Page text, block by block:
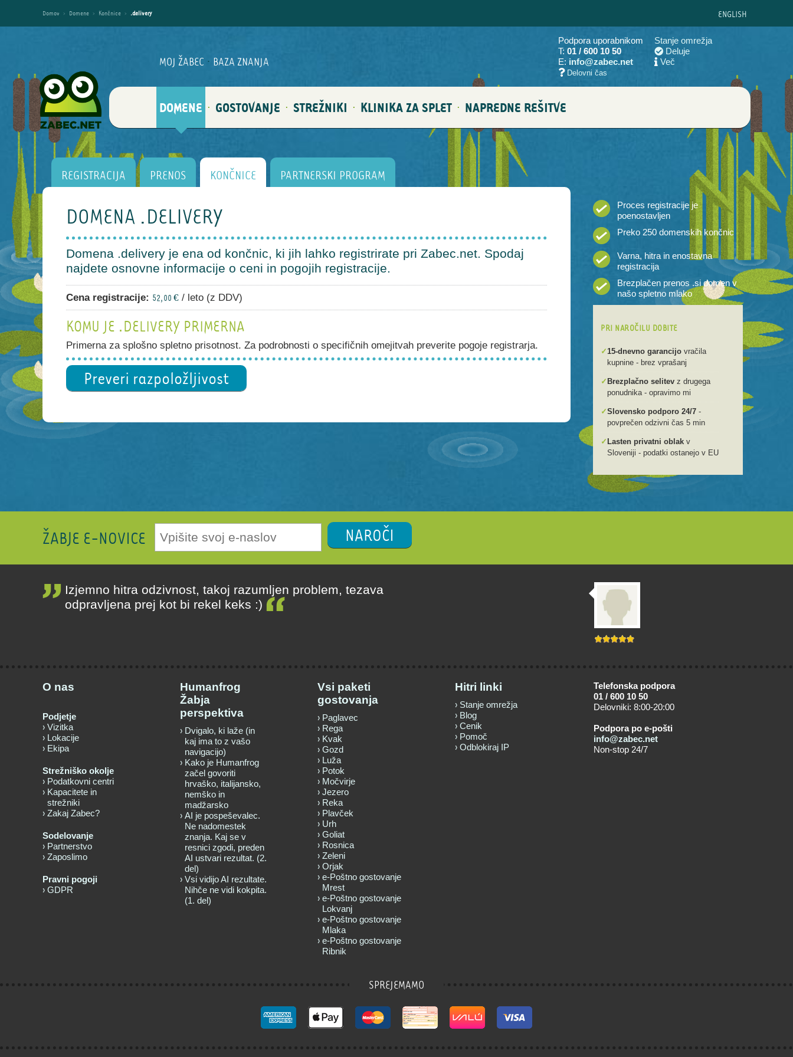
Domov › Domene › Končnice › .delivery ENGLISH
Podpora uporabnikom
T: 01 / 600 10 50
E: info@zabec.net
Delovni čas
Stanje omrežja
Deluje
Več
MOJ ŽABEC · BAZA ZNANJA
DOMENE · GOSTOVANJE · STREŽNIKI · KLINIKA ZA SPLET · NAPREDNE REŠITVE
REGISTRACIJA PRENOS KONČNICE PARTNERSKI PROGRAM
DOMENA .DELIVERY
Domena .delivery je ena od končnic, ki jih lahko registrirate pri Zabec.net. Spodaj
najdete osnovne informacije o ceni in pogojih registracije.
Cena registracije: 52,00 € / leto (z DDV)
KOMU JE .DELIVERY PRIMERNA
Primerna za splošno spletno prisotnost. Za podrobnosti o specifičnih omejitvah preverite pogoje registrarja.
Preveri razpoložljivost
Proces registracije je
poenostavljen
Preko 250 domenskih končnic
Varna, hitra in enostavna
registracija
Brezplačen prenos .si domen v
našo spletno mlako
PRI NAROČILU DOBITE
✓15-dnevno garancijo vračila
kupnine - brez vprašanj
✓ Brezplačno selitev z drugega
ponudnika - opravimo mi
✓Slovensko podporo 24/7 -
povprečen odzivni čas 5 min
✓ Lasten privatni oblak v
Sloveniji - podatki ostanejo v EU
ŽABJE E-NOVICE NAROČI
Izjemno hitra odzivnost, takoj razumljen problem, tezava
odpravljena prej kot bi rekel keks :)
O nas
Podjetje
Vizitka
Lokacije
Ekipa
Strežniško okolje
Podatkovni centri
Kapacitete in
strežniki
Zakaj Zabec?
Sodelovanje
Partnerstvo
Zaposlimo
Pravni pogoji
GDPR
Humanfrog
Žabja
perspektiva
Dvigalo, ki laže (in
kaj ima to z vašo
navigacijo)
Kako je Humanfrog
začel govoriti
hrvaško, italijansko,
nemško in
madžarsko
AI je pospeševalec.
Ne nadomestek
znanja. Kaj se v
resnici zgodi, preden
AI ustvari rezultat. (2.
del)
Vsi vidijo AI rezultate.
Nihče ne vidi kokpita.
(1. del)
Vsi paketi
gostovanja
Paglavec
Rega
Kvak
Gozd
Luža
Potok
Močvirje
Jezero
Reka
Plavček
Urh
Goliat
Rosnica
Zeleni
Orjak
e-Poštno gostovanje
Mrest
e-Poštno gostovanje
Lokvanj
e-Poštno gostovanje
Mlaka
e-Poštno gostovanje
Ribnik
Hitri linki
Stanje omrežja
Blog
Cenik
Pomoč
Odblokiraj IP
Telefonska podpora
01 / 600 10 50
Delovniki: 8:00-20:00
Podpora po e-pošti
info@zabec.net
Non-stop 24/7
SPREJEMAMO